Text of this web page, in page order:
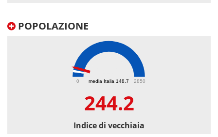
POPOLAZIONE
media Italia 148.7
0 2850
244.2
Indice di vecchiaia